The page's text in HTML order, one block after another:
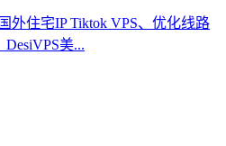
外住宅IP Tiktok VPS、优化线路
美...